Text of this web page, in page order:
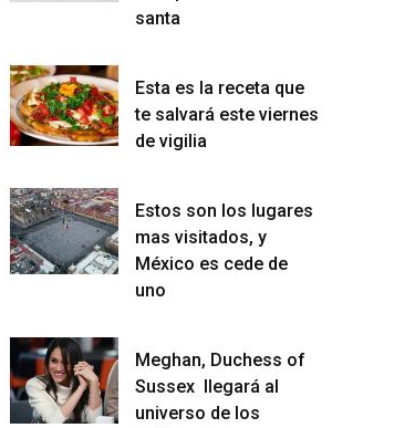
santa
Esta es la receta que
te salvará este viernes
de vigilia
Estos son los lugares
mas visitados, y
México es cede de
uno
Meghan, Duchess of
Sussex llegará al
universo de los